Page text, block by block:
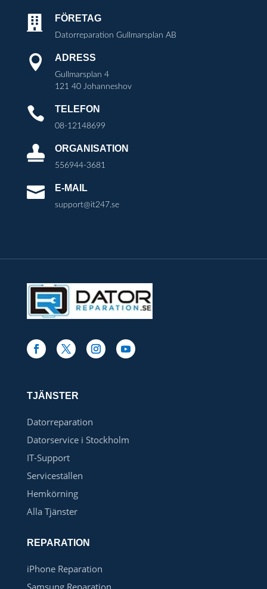
 FÖRETAG
Datorreparation Gullmarsplan AB
 ADRESS
Gullmarsplan 4
121 40 Johanneshov
 TELEFON
08-12148699
 ORGANISATION
556944-3681
 E-MAIL
support@it247.se
TJÄNSTER
Datorreparation
Datorservice i Stockholm
IT-Support
Serviceställen
Hemkörning
Alla Tjänster
REPARATION
iPhone Reparation
Samsung Reparation